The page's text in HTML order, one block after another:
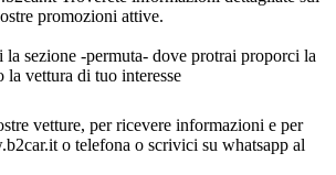
promozioni attive.
la sezione -permuta- dove protrai proporci la
la vettura di tuo interesse
vetture, per ricevere informazioni e per
o telefona o scrivici su whatsapp al